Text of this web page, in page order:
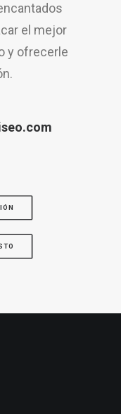
el mejor
y ofrecerle